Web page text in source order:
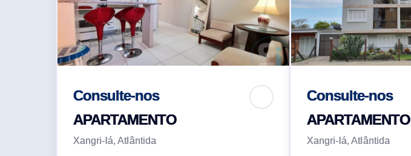
Consulte-nos
APARTAMENTO
Xangri-lá, Atlântida
Consulte-nos
APARTAMENTO
Xangri-lá, Atlântida